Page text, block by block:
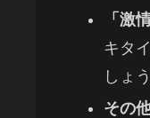
「激
キタ
しょう
その